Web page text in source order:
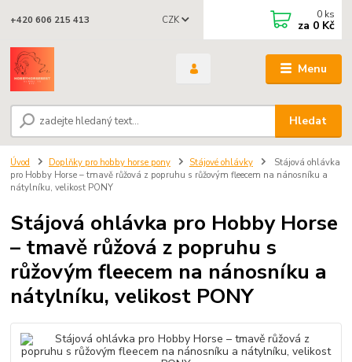
Menu
CZK
Hledat
+420 606 215 413 0 ks
za 0 Kč
Úvod Doplňky pro hobby horse pony Stájové ohlávky
Stájová ohlávka
pro Hobby Horse – tmavě růžová z popruhu s růžovým fleecem na nánosníku a
nátylníku, velikost PONY
Stájová ohlávka pro Hobby Horse
– tmavě růžová z popruhu s
růžovým fleecem na nánosníku a
nátylníku, velikost PONY